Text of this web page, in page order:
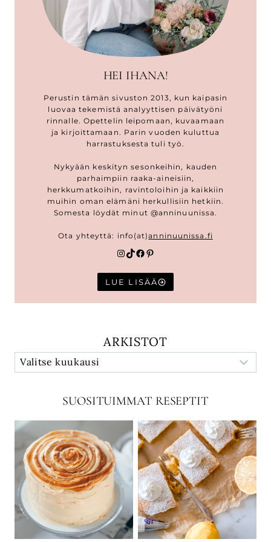
HEI IHANA!
Perustin tämän sivuston 2013, kun kaipasin
luovaa tekemistä analyyttisen päivätyöni
rinnalle. Opettelin leipomaan, kuvaamaan
ja kirjoittamaan. Parin vuoden kuluttua
harrastuksesta tuli työ.
Nykyään keskityn sesonkeihin, kauden
parhaimpiin raaka-aineisiin,
herkkumatkoihin, ravintoloihin ja kaikkiin
muihin oman elämäni herkullisiin hetkiin.
Somesta löydät minut @anninuunissa.
Ota yhteyttä: info(at)anninuunissa.fi
Instagram
TikTok
Facebook
Pinterest
LUE LISÄÄ
ARKISTOT
SUOSITUIMMAT RESEPTIT